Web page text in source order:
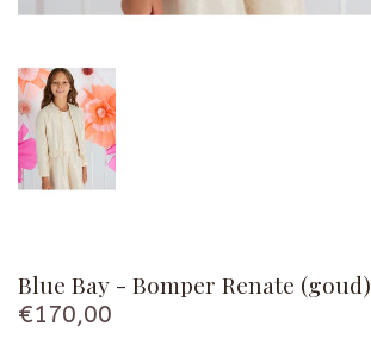
Blue Bay - Bomper Renate (goud)
€170,00